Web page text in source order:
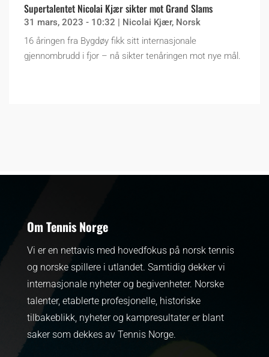
Supertalentet Nicolai Kjær sikter mot Grand Slams
31 mars, 2023 - 10:32 | Nicolai Kjær, Norsk
16 åringen fra Bygdøy fikk sitt internasjonale
gjennombrudd i fjor – nå sikter tenåringen mot nye mål.
Om Tennis Norge
Vi er en nettavis med hovedfokus på norsk tennis
og norske spillere i utlandet. Samtidig dekker vi
internasjonale nyheter og begivenheter. Norske
talenter, etablerte profesjonelle, historiske
tilbakeblikk, nyheter og kampresultater er blant
saker som dekkes av Tennis Norge.